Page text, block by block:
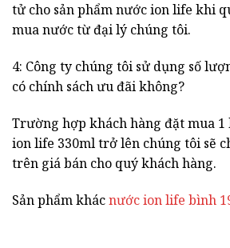
tử cho sản phẩm nước ion life khi
mua nước từ đại lý chúng tôi.
4: Công ty chúng tôi sử dụng số
có chính sách ưu đãi không?
Trường hợp khách hàng đặt mua
ion life 330ml trở lên chúng tôi sẽ
trên giá bán cho quý khách hàng.
Sản phẩm khácnước ion life bình